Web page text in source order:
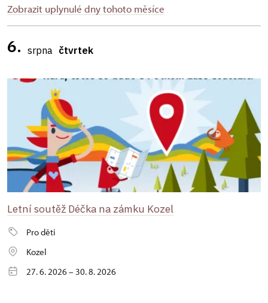
Zobrazit uplynulé dny tohoto měsíce
6. srpna čtvrtek
Letní soutěž Déčka na zámku Kozel
Pro děti
Kozel
27. 6. 2026 – 30. 8. 2026